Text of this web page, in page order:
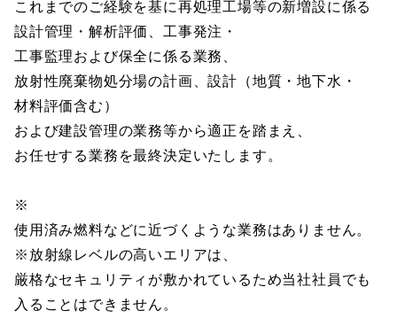
これまでのご経験を基に再処理工場等の新増設に係る
設計管理・解析評価、工事発注・
工事監理および保全に係る業務、
放射性廃棄物処分場の計画、設計（地質・地下水・
材料評価含む）
および建設管理の業務等から適正を踏まえ、
お任せする業務を最終決定いたします。
※
使用済み燃料などに近づくような業務はありません。
※放射線レベルの高いエリアは、
厳格なセキュリティが敷かれているため当社社員でも
入ることはできません。